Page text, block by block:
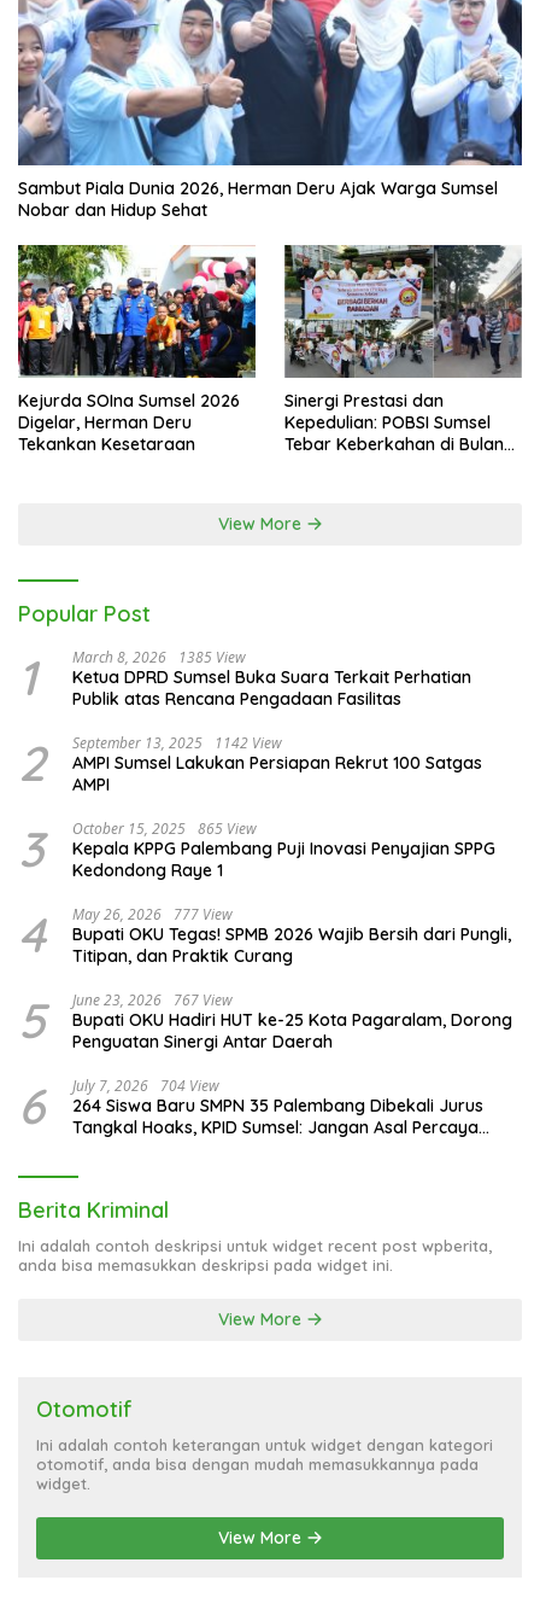
Sambut Piala Dunia 2026, Herman Deru Ajak Warga Sumsel
Nobar dan Hidup Sehat
Kejurda SOIna Sumsel 2026
Digelar, Herman Deru
Tekankan Kesetaraan
Sinergi Prestasi dan
Kepedulian: POBSI Sumsel
Tebar Keberkahan di Bulan
View More
Popular Post
1 March 8, 2026 1385 View
Ketua DPRD Sumsel Buka Suara Terkait Perhatian
Publik atas Rencana Pengadaan Fasilitas
2 September 13, 2025 1142 View
AMPI Sumsel Lakukan Persiapan Rekrut 100 Satgas
AMPI
3 October 15, 2025 865 View
Kepala KPPG Palembang Puji Inovasi Penyajian SPPG
Kedondong Raye 1
4 May 26, 2026 777 View
Bupati OKU Tegas! SPMB 2026 Wajib Bersih dari Pungli,
Titipan, dan Praktik Curang
5 June 23, 2026 767 View
Bupati OKU Hadiri HUT ke-25 Kota Pagaralam, Dorong
Penguatan Sinergi Antar Daerah
6 July 7, 2026 704 View
264 Siswa Baru SMPN 35 Palembang Dibekali Jurus
Tangkal Hoaks, KPID Sumsel: Jangan Asal Percaya
Berita Kriminal
Ini adalah contoh deskripsi untuk widget recent post wpberita,
anda bisa memasukkan deskripsi pada widget ini.
View More
Otomotif
Ini adalah contoh keterangan untuk widget dengan kategori
otomotif, anda bisa dengan mudah memasukkannya pada
widget.
View More